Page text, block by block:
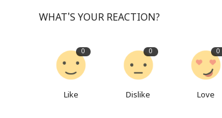
WHAT'S YOUR REACTION?
0
Like
0
Dislike
0
Love